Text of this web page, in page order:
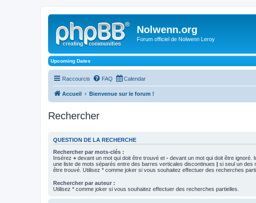
Nolwenn.org
Forum officiel de Nolwenn Leroy
Upcoming Dates
Raccourcis FAQ Calendar
Accueil Bienvenue sur le forum !
Rechercher
QUESTION DE LA RECHERCHE
Rechercher par mots-clés :
Insérez + devant un mot qui doit être trouvé et - devant un mot qui doit être ignoré.
une liste de mots séparés entre des barres verticales discontinues | si seul un des
être trouvé. Utilisez * comme joker si vous souhaitez effectuer des recherches
Rechercher par auteur :
Utilisez * comme joker si vous souhaitez effectuer des recherches partielles.